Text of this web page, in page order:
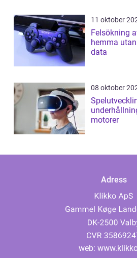
11 oktober
Felsökning
hemma
data
08 oktober
motorer
Adress
web: